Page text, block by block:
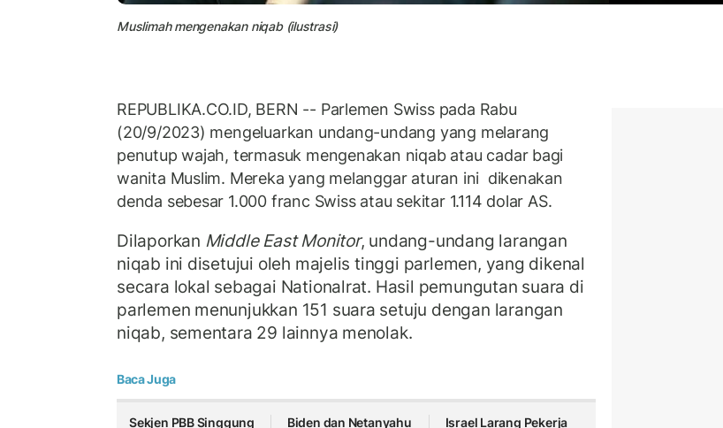
Muslimah mengenakan niqab (ilustrasi)
REPUBLIKA.CO.ID, BERN -- Parlemen Swiss pada Rabu
(20/9/2023) mengeluarkan undang-undang yang melarang
penutup wajah, termasuk mengenakan niqab atau cadar bagi
wanita Muslim. Mereka yang melanggar aturan ini dikenakan
denda sebesar 1.000 franc Swiss atau sekitar 1.114 dolar AS.
Dilaporkan Middle East Monitor, undang-undang larangan
niqab ini disetujui oleh majelis tinggi parlemen, yang dikenal
secara lokal sebagai Nationalrat. Hasil pemungutan suara di
parlemen menunjukkan 151 suara setuju dengan larangan
niqab, sementara 29 lainnya menolak.
Baca Juga
Sekjen PBB Singgung
Biden dan Netanyahu
Israel Larang Pekerja